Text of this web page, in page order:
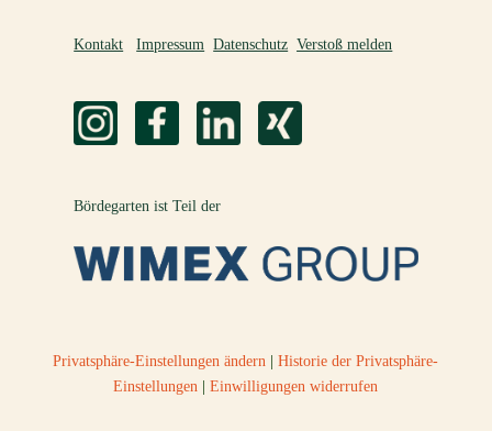
Kontakt Impressum Datenschutz Verstoß melden
Bördegarten ist Teil der
Privatsphäre-Einstellungen ändern |Historie der Privatsphäre-
Einstellungen |Einwilligungen widerrufen